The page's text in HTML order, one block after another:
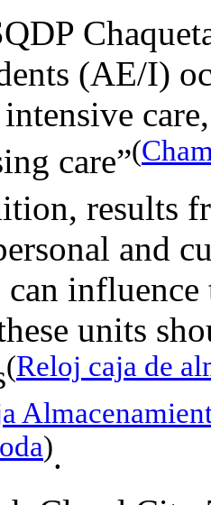
(AE/I)
care”(
results
and
units
(Reloj caja de
).